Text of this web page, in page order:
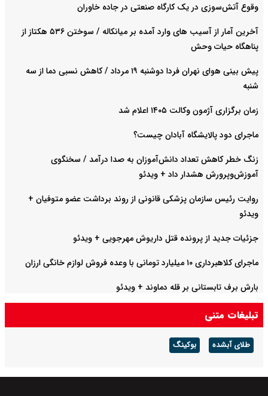
وقوع آتش‌سوزی در یک کارگاه صنعتی در جاده خاوران
آخرین آمار از آسیب های وارد آمده بر میانکاله / سوختن ۵۳۶ هکتاز از
پناهگاه حیات وحش
پیش بینی هوای نهران فردا دوشنبه ۱۹ مرداد / کاهش نسبی دما از سه
شنبه
زمان برگزاری آژمون وکالت ۱۴۰۵ اعلام شد
ماجرای دود پالایشگاه آبادان چیست؟
زنگ خطر کاهش تعداد دانش‌آموزان به صدا درآمد / سخنگوی
آموزش‌وپرورش هشدار داد +‌ ویدئو
روایت رئیس سازمان پزشکی قانونی از روند برداشت عضو متوفیان +
ویدئو
جزئیات جدید از پرونده قتل داریوش مهرجویی + ویدئو
ماجرای کلاهبرداری ۱۰ میلیارد تومانی با وعده فروش لوازم خانگی ارزان
بارش برف تابستانی بر قله دماوند + ویدئو
تبلیغات متنی
طلای آبشده بوکینگ